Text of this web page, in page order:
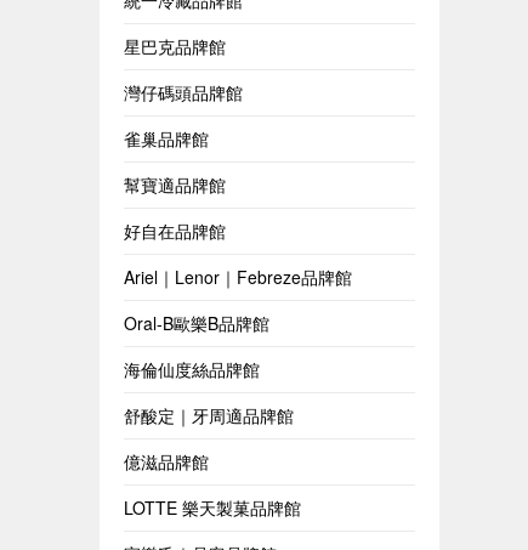
星巴克品牌館
灣仔碼頭品牌館
雀巢品牌館
幫寶適品牌館
好自在品牌館
Ariel｜Lenor｜Febreze品牌館
Oral-B歐樂B品牌館
海倫仙度絲品牌館
舒酸定｜牙周適品牌館
億滋品牌館
LOTTE 樂天製菓品牌館